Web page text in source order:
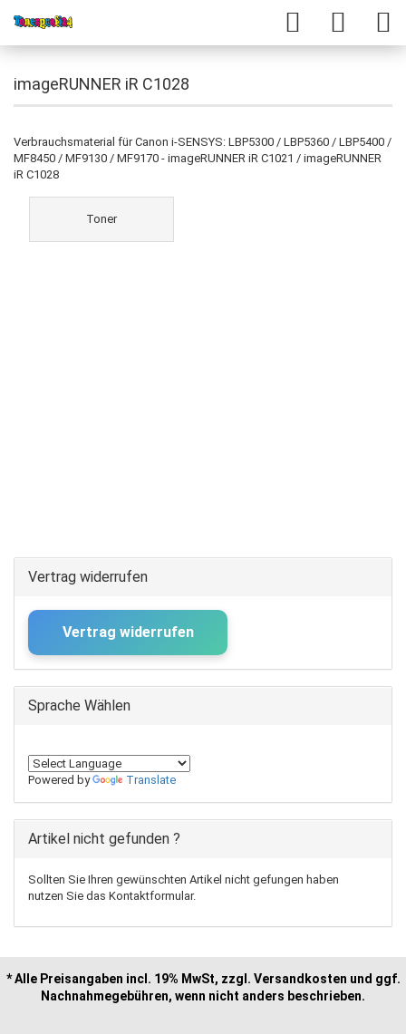
imageRUNNER iR C1028
Verbrauchsmaterial für Canon i-SENSYS: LBP5300 / LBP5360 / LBP5400 /
MF8450 / MF9130 / MF9170 - imageRUNNER iR C1021 / imageRUNNER
iR C1028
Toner
Vertrag widerrufen
Vertrag widerrufen
Sprache Wählen
Powered by Translate
Artikel nicht gefunden ?
Sollten Sie Ihren gewünschten Artikel nicht gefungen haben
nutzen Sie das Kontaktformular.
* Alle Preisangaben incl. 19% MwSt, zzgl. Versandkosten und ggf.
Nachnahmegebühren, wenn nicht anders beschrieben.